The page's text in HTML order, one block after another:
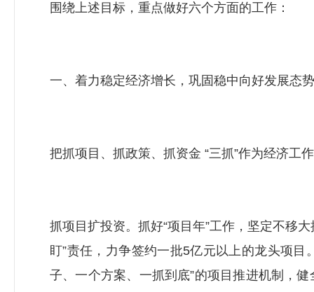
围绕上述目标，重点做好六个方面的工作：
一、着力稳定经济增长，巩固稳中向好发展态势
把抓项目、抓政策、抓资金 “三抓”作为经济工
抓项目扩投资。抓好“项目年”工作，坚定不移
盯”责任，力争签约一批5亿元以上的龙头项
子、一个方案、一抓到底”的项目推进机制，